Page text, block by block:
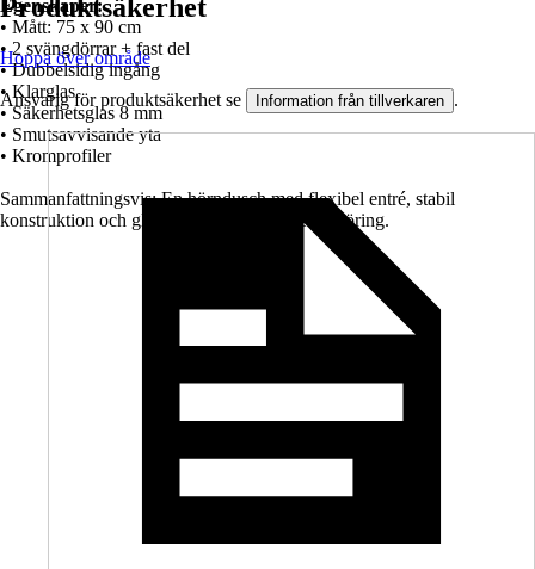
Egenskaper:
• Mått: 75 x 90 cm
• 2 svängdörrar + fast del
• Dubbelsidig ingång
• Klarglas
• Säkerhetsglas 8 mm
• Smutsavvisande yta
• Kromprofiler
Sammanfattningsvis: En hörndusch med flexibel entré, stabil
konstruktion och glas som kräver mindre rengöring.
Produktsäkerhet
Hoppa över område
Ansvarig för produktsäkerhet se Information från tillverkaren .